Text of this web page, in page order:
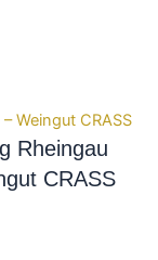
Rheingau
CRASS